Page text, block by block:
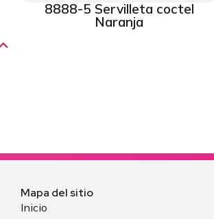
8888-5 Servilleta coctel
Naranja
Mapa del sitio
Inicio